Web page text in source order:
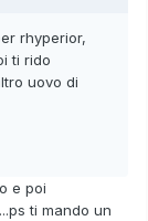
rhyperior,
ti rido
uovo di
e poi
ti mando un